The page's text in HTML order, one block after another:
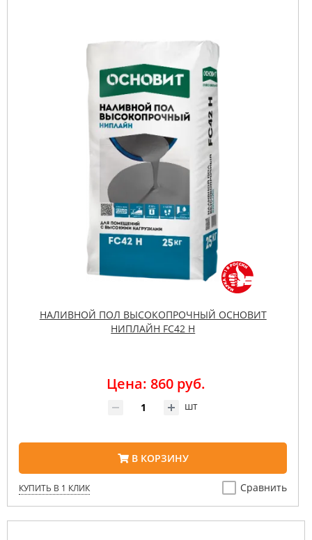
НАЛИВНОЙ ПОЛ ВЫСОКОПРОЧНЫЙ ОСНОВИТ
НИПЛАЙН FC42 H
Цена: 860 руб.
шт
В КОРЗИНУ
КУПИТЬ В 1 КЛИК Сравнить